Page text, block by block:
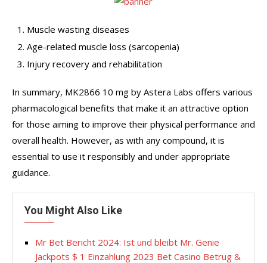
Muscle wasting diseases
Age-related muscle loss (sarcopenia)
Injury recovery and rehabilitation
In summary, MK2866 10 mg by Astera Labs offers various
pharmacological benefits that make it an attractive option
for those aiming to improve their physical performance and
overall health. However, as with any compound, it is
essential to use it responsibly and under appropriate
guidance.
You Might Also Like
Mr Bet Bericht 2024: Ist und bleibt Mr. Genie
Jackpots $ 1 Einzahlung 2023 Bet Casino Betrug &